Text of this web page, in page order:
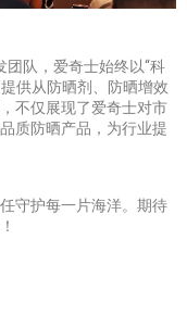
队，爱奇士始终以“科
供从防晒剂、防晒增效
不仅展现了爱奇士对市
质防晒产品，为行业提
守护每一片海洋。期待